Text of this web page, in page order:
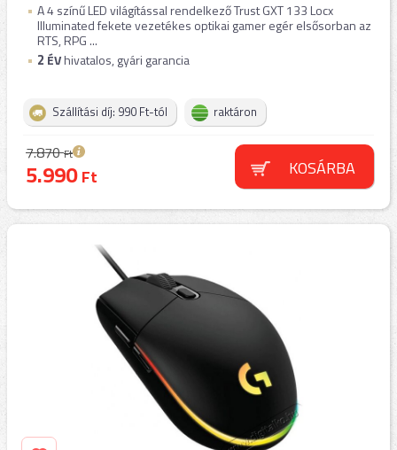
A 4 színű LED világítással rendelkező Trust GXT 133 Locx
Illuminated fekete vezetékes optikai gamer egér elsősorban az
RTS, RPG ...
2 ÉVhivatalos, gyári garancia
Szállítási díj: 990 Ft-tól raktáron
7.870Ft
5.990Ft KOSÁRBA